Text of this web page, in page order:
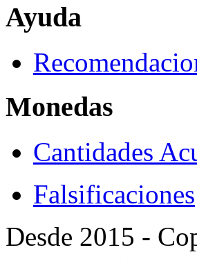
Ayuda
Monedas
Cantidades
Falsificaciones
Desde 2015 -